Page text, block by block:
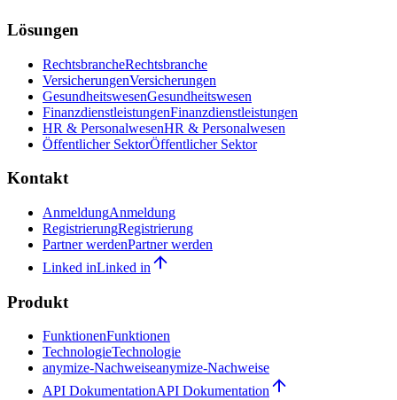
Lösungen
RechtsbrancheRechtsbranche
VersicherungenVersicherungen
GesundheitswesenGesundheitswesen
FinanzdienstleistungenFinanzdienstleistungen
HR & PersonalwesenHR & Personalwesen
Öffentlicher SektorÖffentlicher Sektor
Kontakt
AnmeldungAnmeldung
RegistrierungRegistrierung
Partner werdenPartner werden
Linked inLinked in
Produkt
FunktionenFunktionen
TechnologieTechnologie
anymize-Nachweiseanymize-Nachweise
API DokumentationAPI Dokumentation